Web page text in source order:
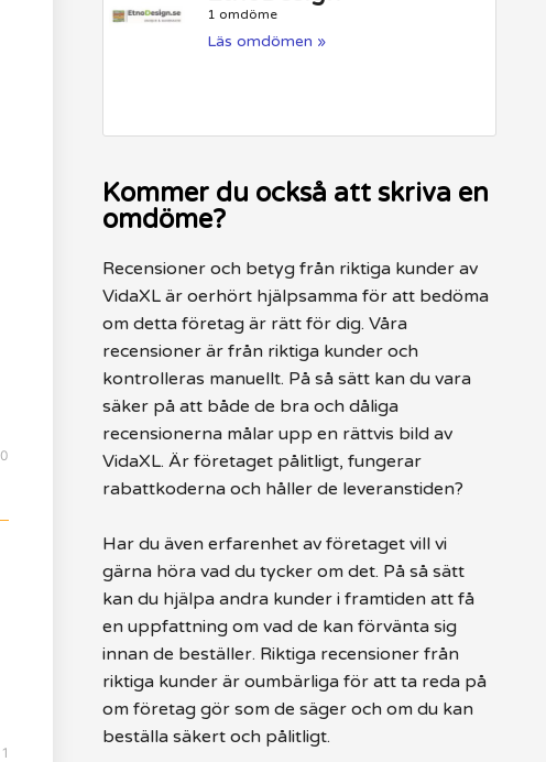
0
1
1 omdöme
Läs omdömen »
Kommer du också att skriva en
omdöme?
Recensioner och betyg från riktiga kunder av
VidaXL är oerhört hjälpsamma för att bedöma
om detta företag är rätt för dig. Våra
recensioner är från riktiga kunder och
kontrolleras manuellt. På så sätt kan du vara
säker på att både de bra och dåliga
recensionerna målar upp en rättvis bild av
VidaXL. Är företaget pålitligt, fungerar
rabattkoderna och håller de leveranstiden?
Har du även erfarenhet av företaget vill vi
gärna höra vad du tycker om det. På så sätt
kan du hjälpa andra kunder i framtiden att få
en uppfattning om vad de kan förvänta sig
innan de beställer. Riktiga recensioner från
riktiga kunder är oumbärliga för att ta reda på
om företag gör som de säger och om du kan
beställa säkert och pålitligt.